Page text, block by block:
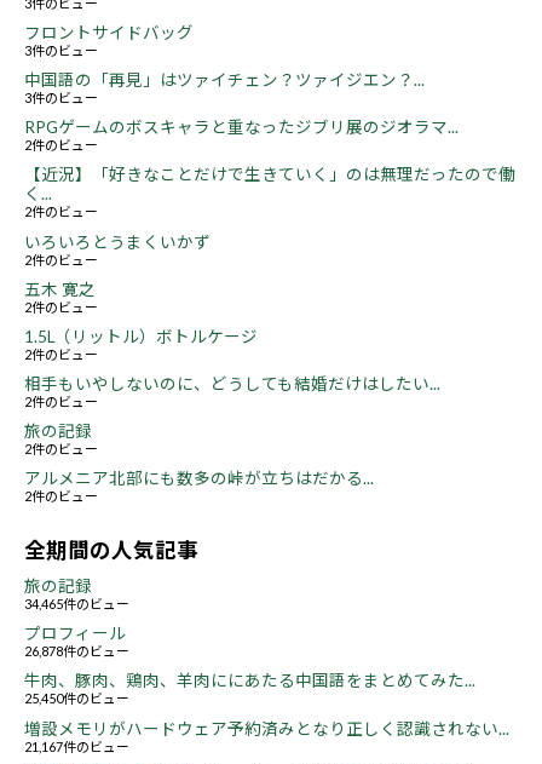
フロントサイドバッグ
3件のビュー
中国語の「再見」はツァイチェン？ツァイジエン？...
3件のビュー
RPGゲームのボスキャラと重なったジブリ展のジオラマ...
2件のビュー
【近況】「好きなことだけで生きていく」のは無理だったので働
く...
2件のビュー
いろいろとうまくいかず
2件のビュー
五木 寛之
2件のビュー
1.5L（リットル）ボトルケージ
2件のビュー
相手もいやしないのに、どうしても結婚だけはしたい...
2件のビュー
旅の記録
2件のビュー
アルメニア北部にも数多の峠が立ちはだかる...
2件のビュー
全期間の人気記事
旅の記録
34,465件のビュー
プロフィール
26,878件のビュー
牛肉、豚肉、鶏肉、羊肉ににあたる中国語をまとめてみた...
25,450件のビュー
増設メモリがハードウェア予約済みとなり正しく認識されない...
21,167件のビュー